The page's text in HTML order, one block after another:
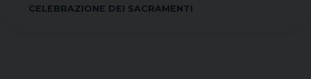
CELEBRAZIONE DEI SACRAMENTI